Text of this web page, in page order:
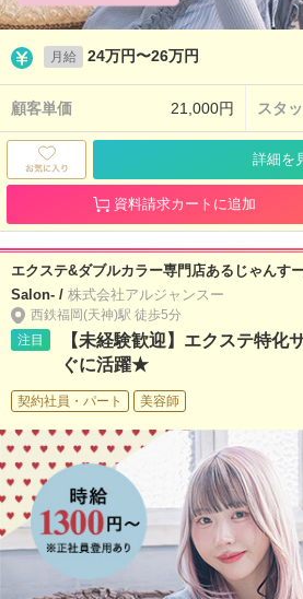
月給 24万円〜26万円
顧客単価 21,000円 スタ
詳細を
資料請求カートに追加
エクステ&ダブルカラー専門店あるじゃんす
Salon- / 株式会社アルジャンスー
西鉄福岡(天神)駅 徒歩5分
注目
【未経験歓迎】エクステ特化
ぐに活躍★
契約社員・パート 美容師